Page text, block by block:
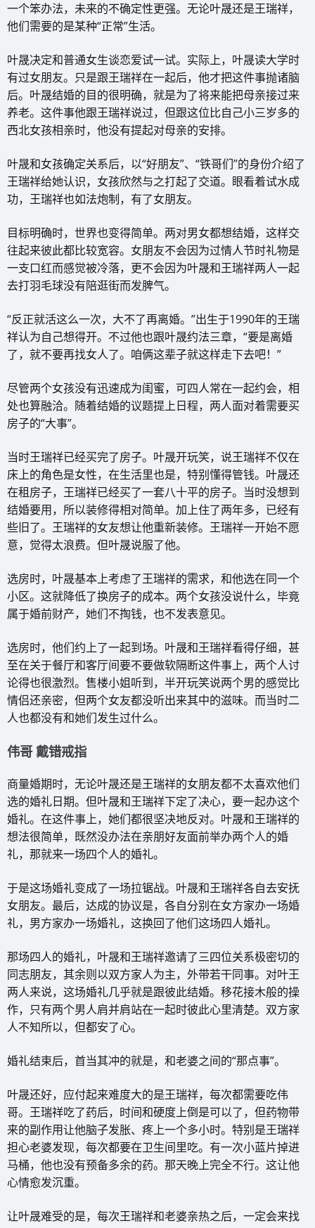
一个笨办法，未来的不确定性更强。无论叶晟还是王瑞祥，
他们需要的是某种“正常”生活。
叶晟决定和普通女生谈恋爱试一试。实际上，叶晟读大学时
有过女朋友。只是跟王瑞祥在一起后，他才把这件事抛诸脑
后。叶晟结婚的目的很明确，就是为了将来能把母亲接过来
养老。这件事他跟王瑞祥说过，但跟这位比自己小三岁多的
西北女孩相亲时，他没有提起对母亲的安排。
叶晟和女孩确定关系后，以“好朋友”、“铁哥们”的身份介绍了
王瑞祥给她认识，女孩欣然与之打起了交道。眼看着试水成
功，王瑞祥也如法炮制，有了女朋友。
目标明确时，世界也变得简单。两对男女都想结婚，这样交
往起来彼此都比较宽容。女朋友不会因为过情人节时礼物是
一支口红而感觉被冷落，更不会因为叶晟和王瑞祥两人一起
去打羽毛球没有陪逛街而发脾气。
“反正就活这么一次，大不了再离婚。”出生于1990年的王瑞
祥认为自己想得开。不过他也跟叶晟约法三章，“要是离婚
了，就不要再找女人了。咱俩这辈子就这样走下去吧！”
尽管两个女孩没有迅速成为闺蜜，可四人常在一起约会，相
处也算融洽。随着结婚的议题提上日程，两人面对着需要买
房子的“大事”。
当时王瑞祥已经买完了房子。叶晟开玩笑，说王瑞祥不仅在
床上的角色是女性，在生活里也是，特别懂得管钱。叶晟还
在租房子，王瑞祥已经买了一套八十平的房子。当时没想到
结婚要用，所以装修得相对简单。加上住了两年多，已经有
些旧了。王瑞祥的女友想让他重新装修。王瑞祥一开始不愿
意，觉得太浪费。但叶晟说服了他。
选房时，叶晟基本上考虑了王瑞祥的需求，和他选在同一个
小区。这就降低了换房子的成本。两个女孩没说什么，毕竟
属于婚前财产，她们不掏钱，也不发表意见。
选房时，他们约上了一起到场。叶晟和王瑞祥看得仔细，甚
至在关于餐厅和客厅间要不要做软隔断这件事上，两个人讨
论得也很激烈。售楼小姐听到，半开玩笑说两个男的感觉比
情侣还亲密，但两个女友都没听出来其中的滋味。而当时二
人也都没有和她们发生过什么。
伟哥 戴错戒指
商量婚期时，无论叶晟还是王瑞祥的女朋友都不太喜欢他们
选的婚礼日期。但叶晟和王瑞祥下定了决心，要一起办这个
婚礼。在这件事上，她们都很坚决地反对。叶晟和王瑞祥的
想法很简单，既然没办法在亲朋好友面前举办两个人的婚
礼，那就来一场四个人的婚礼。
于是这场婚礼变成了一场拉锯战。叶晟和王瑞祥各自去安抚
女朋友。最后，达成的协议是，各自分别在女方家办一场婚
礼，男方家办一场婚礼，这换回了他们这场四人婚礼。
那场四人的婚礼，叶晟和王瑞祥邀请了三四位关系极密切的
同志朋友，其余则以双方家人为主，外带若干同事。对叶王
两人来说，这场婚礼几乎就是跟彼此结婚。移花接木般的操
作，只有两个男人肩并肩站在一起时彼此心里清楚。双方家
人不知所以，但都安了心。
婚礼结束后，首当其冲的就是，和老婆之间的“那点事”。
叶晟还好，应付起来难度大的是王瑞祥，每次都需要吃伟
哥。王瑞祥吃了药后，时间和硬度上倒是可以了，但药物带
来的副作用让他脑子发胀、疼上一个多小时。特别是王瑞祥
担心老婆发现，每次都要在卫生间里吃。有一次小蓝片掉进
马桶，他也没有预备多余的药。那天晚上完全不行。这让他
心情愈发沉重。
让叶晟难受的是，每次王瑞祥和老婆亲热之后，一定会来找